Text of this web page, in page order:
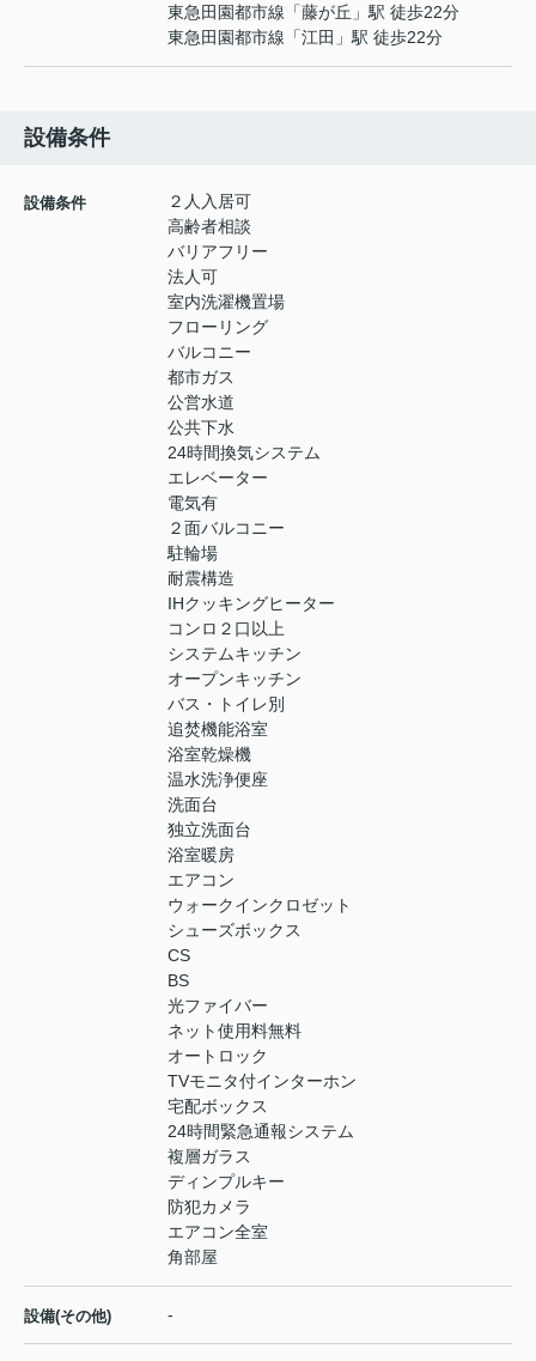
東急田園都市線 「藤が丘 」駅 徒歩22分
東急田園都市線 「江田 」駅 徒歩22分
設備条件
設備条件
２人入居可
高齢者相談
バリアフリー
法人可
室内洗濯機置場
フローリング
バルコニー
都市ガス
公営水道
公共下水
24時間換気システム
エレベーター
電気有
２面バルコニー
駐輪場
耐震構造
IHクッキングヒーター
コンロ２口以上
システムキッチン
オープンキッチン
バス・トイレ別
追焚機能浴室
浴室乾燥機
温水洗浄便座
洗面台
独立洗面台
浴室暖房
エアコン
ウォークインクロゼット
シューズボックス
CS
BS
光ファイバー
ネット使用料無料
オートロック
TVモニタ付インターホン
宅配ボックス
24時間緊急通報システム
複層ガラス
ディンプルキー
防犯カメラ
エアコン全室
角部屋
設備(その他) -